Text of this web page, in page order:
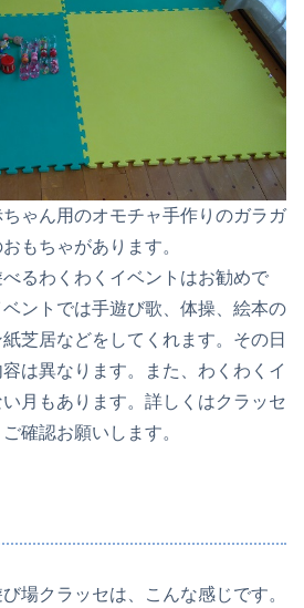
ゃん用のオモチャ手作りのガラガ
もちゃがあります。
るわくわくイベントはお勧めで
ントでは手遊び歌、体操、絵本の
芝居などをしてくれます。その日
は異なります。また、わくわくイ
月もあります。詳しくはクラッセ
確認お願いします。
場クラッセは、こんな感じです。